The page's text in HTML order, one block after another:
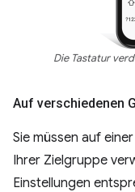
Die Tastatur
Auf verschiedenen
Sie müssen auf
Ihrer Zielgruppe
Einstellungen